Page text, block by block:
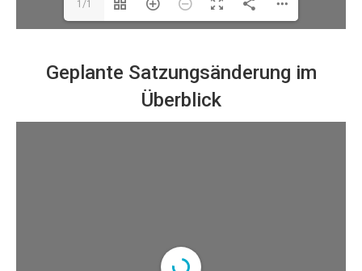
1/1
Geplante Satzungsänderung im
Überblick